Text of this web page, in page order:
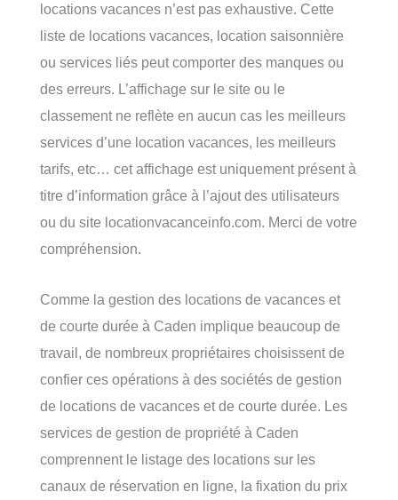
locations vacances n’est pas exhaustive. Cette
liste de locations vacances, location saisonnière
ou services liés peut comporter des manques ou
des erreurs. L’affichage sur le site ou le
classement ne reflète en aucun cas les meilleurs
services d’une location vacances, les meilleurs
tarifs, etc… cet affichage est uniquement présent à
titre d’information grâce à l’ajout des utilisateurs
ou du site locationvacanceinfo.com. Merci de votre
compréhension.
Comme la gestion des locations de vacances et
de courte durée à Caden implique beaucoup de
travail, de nombreux propriétaires choisissent de
confier ces opérations à des sociétés de gestion
de locations de vacances et de courte durée. Les
services de gestion de propriété à Caden
comprennent le listage des locations sur les
canaux de réservation en ligne, la fixation du prix